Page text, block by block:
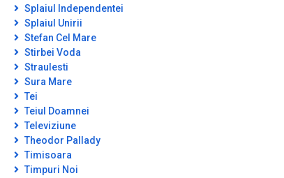
Splaiul Independentei
Splaiul Unirii
Stefan Cel Mare
Stirbei Voda
Straulesti
Sura Mare
Tei
Teiul Doamnei
Televiziune
Theodor Pallady
Timisoara
Timpuri Noi